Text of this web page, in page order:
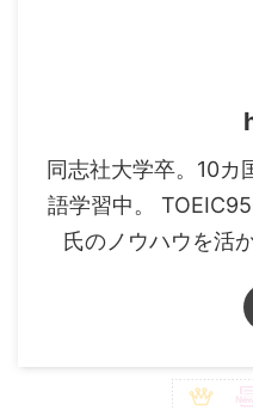
同志社大学卒。10カ
語学習中。
氏のノウハウを活